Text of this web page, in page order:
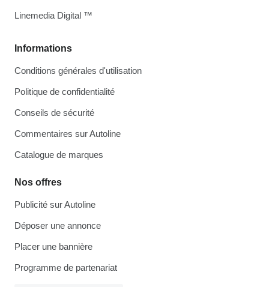
Informations
Conditions générales d'utilisation
Politique de confidentialité
Conseils de sécurité
Commentaires sur Autoline
Catalogue de marques
Nos offres
Publicité sur Autoline
Déposer une annonce
Placer une bannière
Programme de partenariat
Linemedia Digital ™